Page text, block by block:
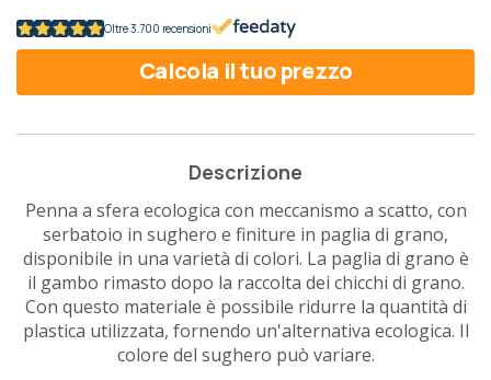
Oltre 3.700 recensioni
Calcola il tuo prezzo
Descrizione
Penna a sfera ecologica con meccanismo a scatto, con
serbatoio in sughero e finiture in paglia di grano,
disponibile in una varietà di colori. La paglia di grano è
il gambo rimasto dopo la raccolta dei chicchi di grano.
Con questo materiale è possibile ridurre la quantità di
plastica utilizzata, fornendo un'alternativa ecologica. Il
colore del sughero può variare.